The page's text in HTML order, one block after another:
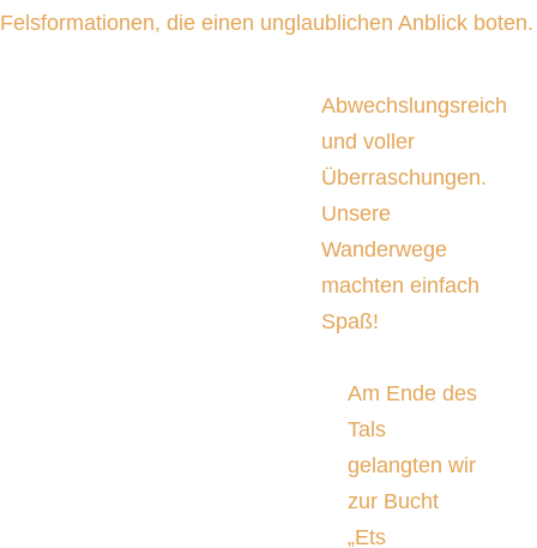
Felsformationen, die einen unglaublichen Anblick boten.
Abwechslungsreich
und voller
Überraschungen.
Unsere
Wanderwege
machten einfach
Spaß!
Am Ende des
Tals
gelangten wir
zur Bucht
„Ets